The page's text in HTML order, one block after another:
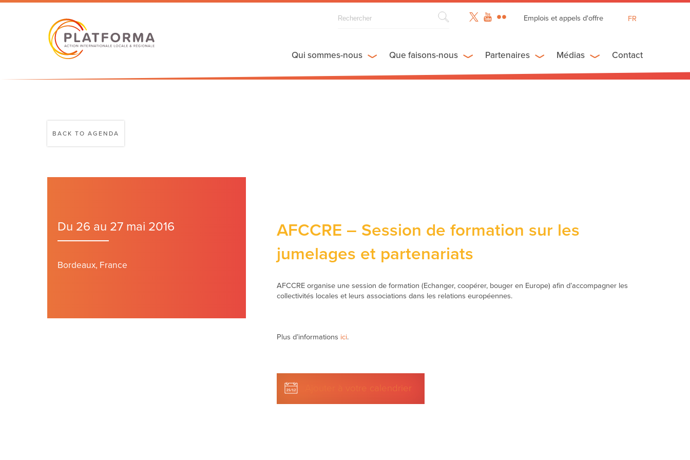
Emplois et appels d'offre
FR
ES
Qui sommes-nous Que faisons-nous Partenaires Médias Contact
BACK TO AGENDA
Du 26 au 27 mai 2016
Bordeaux, France
AFCCRE – Session de formation sur les
jumelages et partenariats
AFCCRE organise une session de formation (Echanger, coopérer, bouger en Europe) afin d’accompagner les
collectivités locales et leurs associations dans les relations européennes.
Plus d’informations ici.
Ajouter à votre calendrier